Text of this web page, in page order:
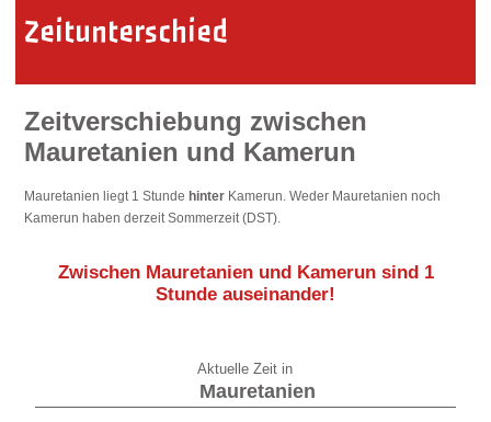
Zeitunterschied
Zeitverschiebung zwischen
Mauretanien und Kamerun
Mauretanien liegt 1 Stundehinter Kamerun. Weder Mauretanien noch
Kamerun haben derzeit Sommerzeit (DST).
Zwischen Mauretanien und Kamerun sind 1
Stunde auseinander!
Aktuelle Zeit in
Mauretanien